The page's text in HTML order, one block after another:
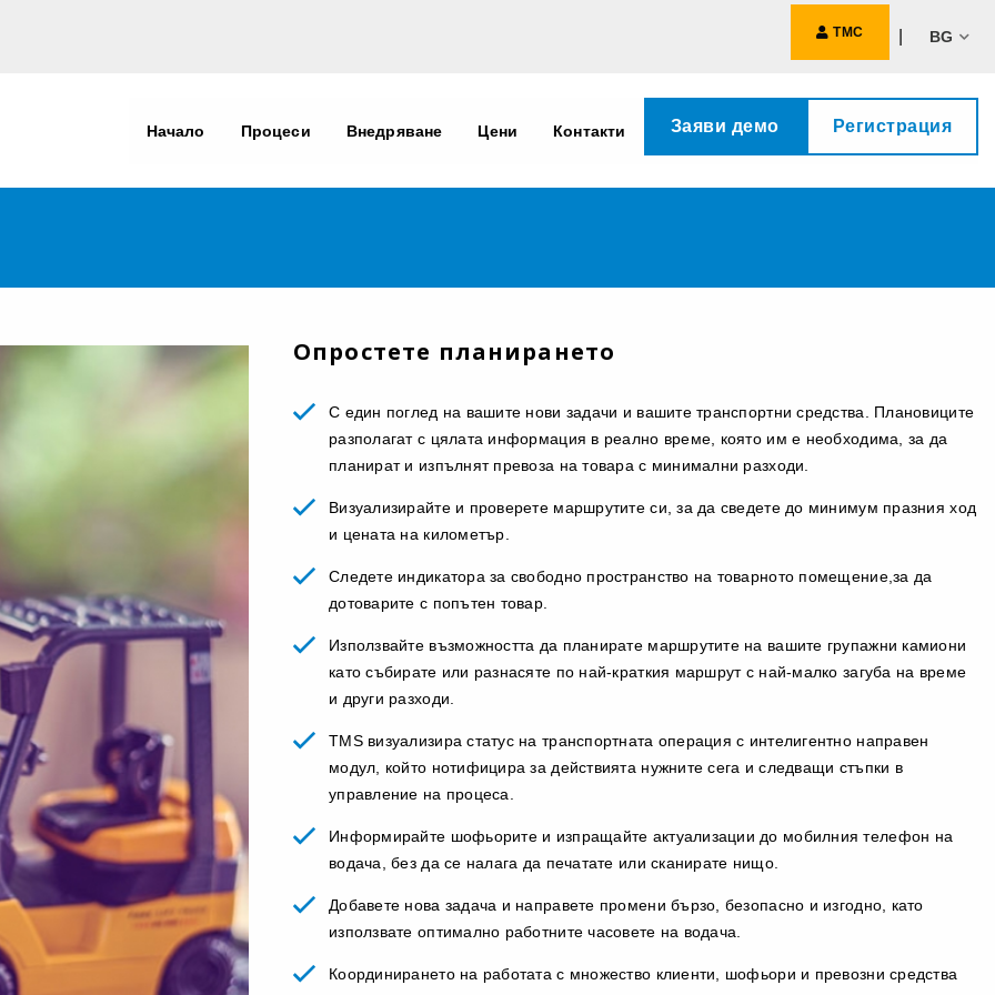
ТМС BG
Начало Процеси Внедряване Цени Контакти Заяви демо Регистрация
Опростете планирането
С един поглед на вашите нови задачи и вашите транспортни средства. Плановиците
разполагат с цялата информация в реално време, която им е необходима, за да
планират и изпълнят превоза на товара с минимални разходи.
Визуализирайте и проверете маршрутите си, за да сведете до минимум празния ход
и цената на километър.
Следете индикатора за свободно пространство на товарното помещение,за да
дотоварите с попътен товар.
Използвайте възможността да планирате маршрутите на вашите групажни камиони
като събирате или разнасяте по най-краткия маршрут с най-малко загуба на време
и други разходи.
TMS визуализира статус на транспортната операция с интелигентно направен
модул, който нотифицира за действията нужните сега и следващи стъпки в
управление на процеса.
Информирайте шофьорите и изпращайте актуализации до мобилния телефон на
водача, без да се налага да печатате или сканирате нищо.
Добавете нова задача и направете промени бързо, безопасно и изгодно, като
използвате оптимално работните часовете на водача.
Координирането на работата с множество клиенти, шофьори и превозни средства